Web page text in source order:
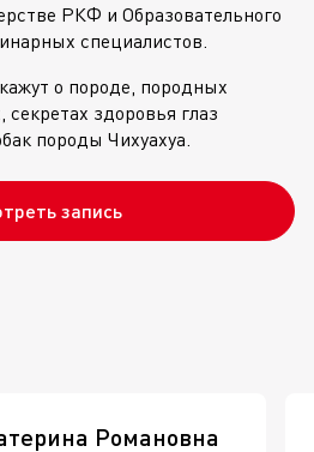
РКФ и Образовательного
специалистов.
о породе, породных
здоровья глаз
породы Чихуахуа.
запись
Романовна